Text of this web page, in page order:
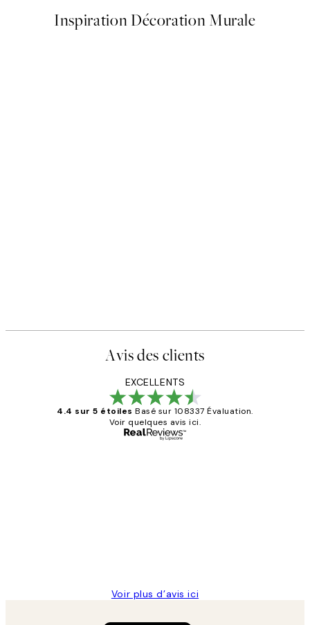
Inspiration Décoration Murale
Avis des clients
EXCELLENTS
4.4 sur 5 étoiles Basé sur 108337 Évaluation.
Voir quelques avis ici.
Voir plus d’avis ici